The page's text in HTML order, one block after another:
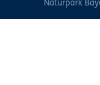
Naturpark